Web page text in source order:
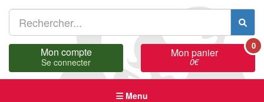
Mon compte
Se connecter
Mon panier
0€
0
Menu